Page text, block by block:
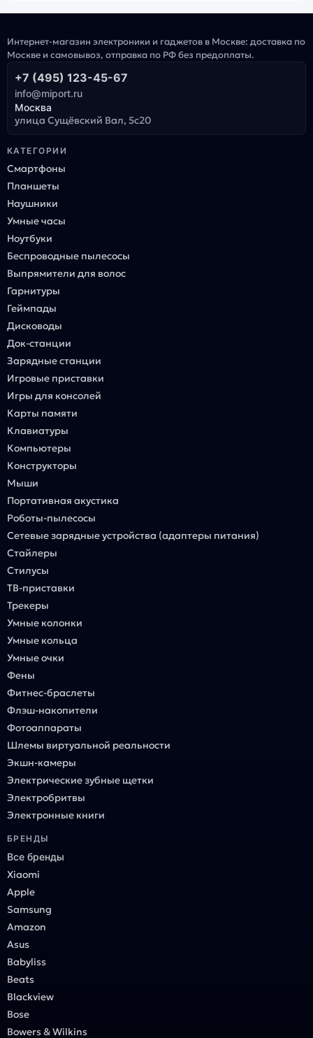
Интернет-магазин электроники и гаджетов в Москве: доставка по
Москве и самовывоз, отправка по РФ без предоплаты.
+7 (495) 123-45-67
info@miport.ru
Москва
улица Сущёвский Вал, 5с20
КАТЕГОРИИ
Смартфоны
Планшеты
Наушники
Умные часы
Ноутбуки
Беспроводные пылесосы
Выпрямители для волос
Гарнитуры
Геймпады
Дисководы
Док-станции
Зарядные станции
Игровые приставки
Игры для консолей
Карты памяти
Клавиатуры
Компьютеры
Конструкторы
Мыши
Портативная акустика
Роботы-пылесосы
Сетевые зарядные устройства (адаптеры питания)
Стайлеры
Стилусы
ТВ-приставки
Трекеры
Умные колонки
Умные кольца
Умные очки
Фены
Фитнес-браслеты
Флэш-накопители
Фотоаппараты
Шлемы виртуальной реальности
Экшн-камеры
Электрические зубные щетки
Электробритвы
Электронные книги
БРЕНДЫ
Все бренды
Xiaomi
Apple
Samsung
Amazon
Asus
Babyliss
Beats
Blackview
Bose
Bowers & Wilkins